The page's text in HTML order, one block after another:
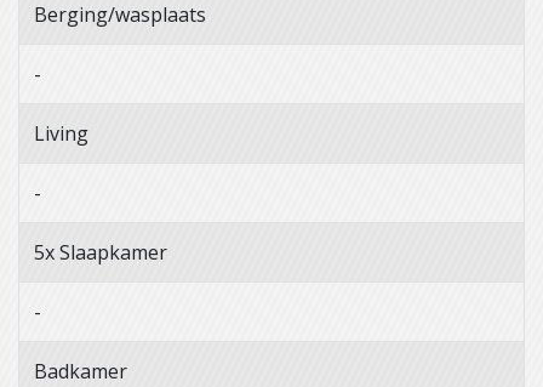
Berging/wasplaats
-
Living
-
5x Slaapkamer
-
Badkamer